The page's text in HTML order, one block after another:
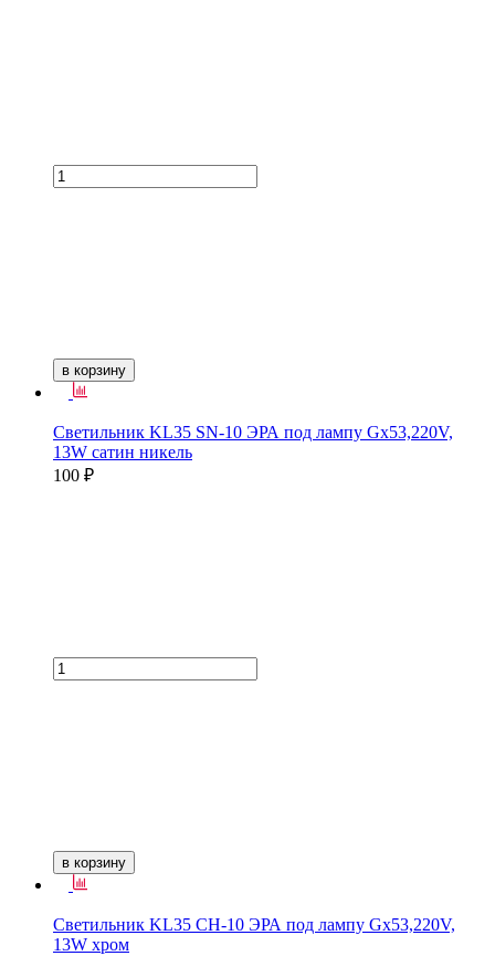
в корзину
Светильник KL35 SN-10 ЭРА под лампу Gx53,220V,
13W сатин никель
100 ₽
в корзину
Светильник KL35 СН-10 ЭРА под лампу Gx53,220V,
13W хром